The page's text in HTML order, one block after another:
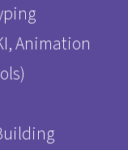
Animation